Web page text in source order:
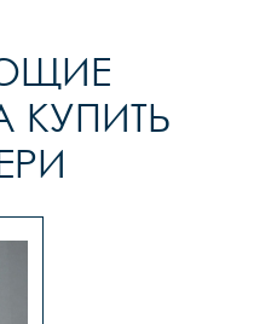
КУПИТЬ